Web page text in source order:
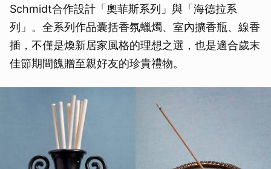
Schmidt合作設計「奧菲斯系列」與「海德拉系
列」。全系列作品囊括香氛蠟燭、室內擴香瓶、線香
插，不僅是煥新居家風格的理想之選，也是適合歲末
佳節期間餽贈至親好友的珍貴禮物。